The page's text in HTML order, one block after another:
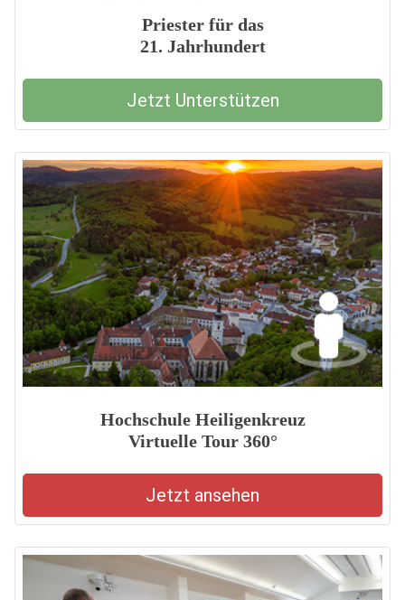
Priester für das
21. Jahrhundert
Jetzt Unterstützen
Hochschule Heiligenkreuz
Virtuelle Tour 360°
Jetzt ansehen